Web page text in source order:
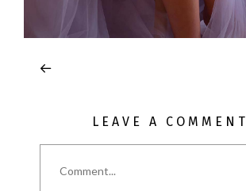
LEAVE A COMMENT